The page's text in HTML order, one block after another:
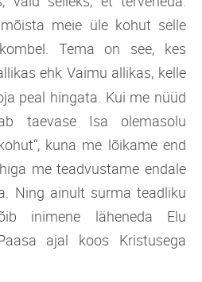
meie üle kohut selle
Tema on see, kes
ehk Vaimu allikas, kelle
peal hingata. Kui me nüüd
taevase Isa olemasolu
kuna me lõikame end
me teadvustame endale
Ning ainult surma teadliku
inimene läheneda Elu
ajal koos Kristusega